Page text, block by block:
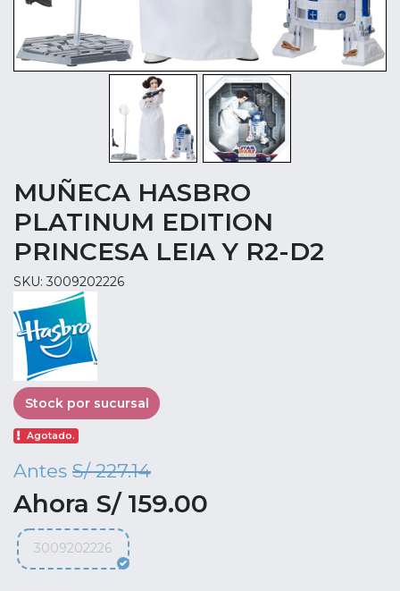
MUÑECA HASBRO
PLATINUM EDITION
PRINCESA LEIA Y R2-D2
SKU: 3009202226
Stock por sucursal
Agotado.
Antes S/ 227.14
Ahora S/ 159.00
3009202226